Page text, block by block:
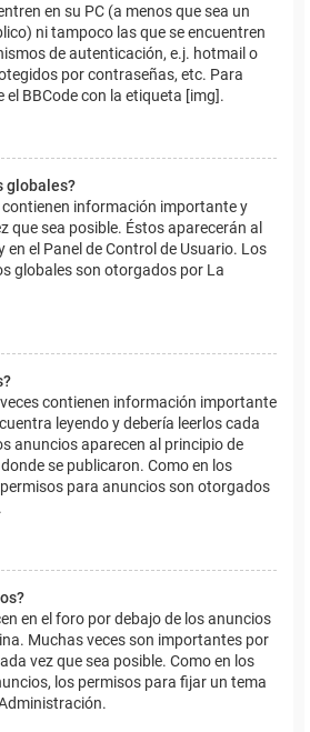
en su PC (a menos que sea un
ni tampoco las que se encuentren
de autenticación, e.j. hotmail o
por contraseñas, etc. Para
el BBCode con la etiqueta [img].
globales?
información importante y
que sea posible. Éstos aparecerán al
en el Panel de Control de Usuario. Los
globales son otorgados por La
contienen información importante
leyendo y debería leerlos cada
anuncios aparecen al principio de
se publicaron. Como en los
para anuncios son otorgados
en el foro por debajo de los anuncios
Muchas veces son importantes por
vez que sea posible. Como en los
los permisos para fijar un tema